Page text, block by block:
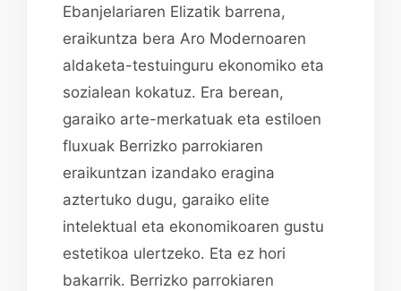
Ebanjelariaren Elizatik barrena,
eraikuntza bera Aro Modernoaren
aldaketa-testuinguru ekonomiko eta
sozialean kokatuz. Era berean,
garaiko arte-merkatuak eta estiloen
fluxuak Berrizko parrokiaren
eraikuntzan izandako eragina
aztertuko dugu, garaiko elite
intelektual eta ekonomikoaren gustu
estetikoa ulertzeko. Eta ez hori
bakarrik. Berrizko parrokiaren